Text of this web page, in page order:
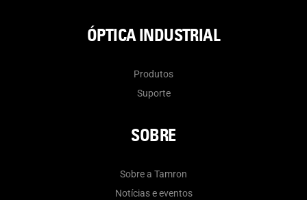
ÓPTICA INDUSTRIAL
Produtos
Suporte
SOBRE
Sobre a Tamron
Notícias e eventos